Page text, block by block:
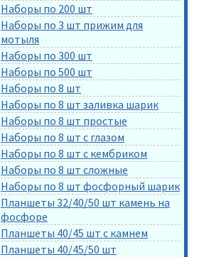
Наборы по 200 шт
Наборы по 3 шт прижим для
мотыля
Наборы по 300 шт
Наборы по 500 шт
Наборы по 8 шт
Наборы по 8 шт заливка шарик
Наборы по 8 шт простые
Наборы по 8 шт с глазом
Наборы по 8 шт с кембриком
Наборы по 8 шт сложные
Наборы по 8 шт фосфорный шарик
Планшеты 32/40/50 шт камень на
фосфоре
Планшеты 40/45 шт с камнем
Планшеты 40/45/50 шт